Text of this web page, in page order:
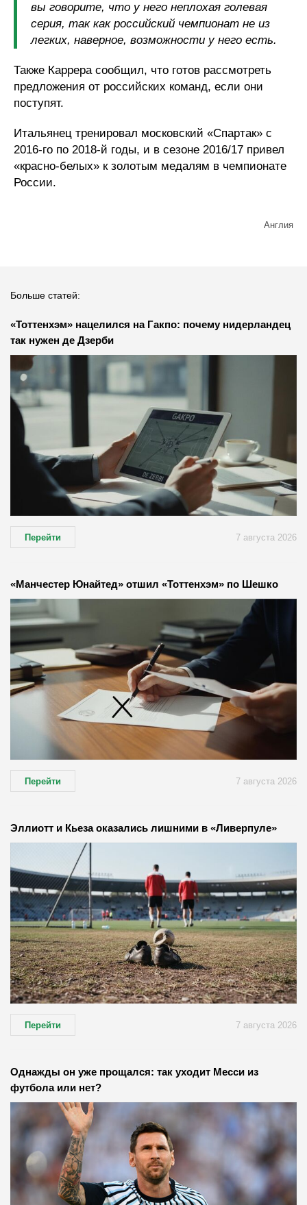
вы говорите, что у него неплохая голевая
серия, так как российский чемпионат не из
легких, наверное, возможности у него есть.
Также Каррера сообщил, что готов рассмотреть
предложения от российских команд, если они
поступят.
Итальянец тренировал московский «Спартак» с
2016-го по 2018-й годы, и в сезоне 2016/17 привел
«красно-белых» к золотым медалям в чемпионате
России.
Англия
Больше статей:
«Тоттенхэм» нацелился на Гакпо: почему нидерландец
так нужен де Дзерби
Перейти 7 августа 2026
«Манчестер Юнайтед» отшил «Тоттенхэм» по Шешко
Перейти 7 августа 2026
Эллиотт и Кьеза оказались лишними в «Ливерпуле»
Перейти 7 августа 2026
Однажды он уже прощался: так уходит Месси из
футбола или нет?